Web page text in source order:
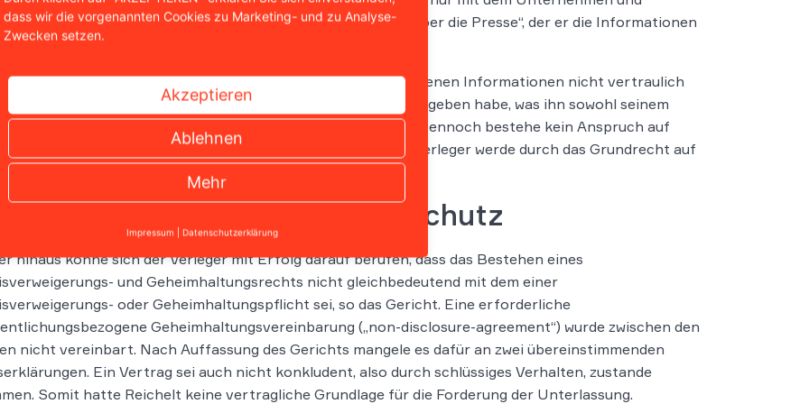
vor unabhängigen Gerichten führt, sondern auch „über die Presse“, der er die Informationen
habe.
das Gericht davon aus, dass die Regionalzeitung die erhaltenen Informationen nicht vertraulich
und den Journalisten als Quelle gegenüber Dritten preisgegeben habe, was ihn sowohl seinem
Arbeitgeber als auch indirekt der Öffentlichkeit aussetze. Dennoch bestehe kein Anspruch auf
Die unautorisierte Preisgabe einer Quelle durch den Verleger werde durch das Grundrecht auf
gemäß
Ver­ein­ba­rung kein Quellenschutz
hinaus könne sich der Verleger mit Erfolg darauf berufen, dass das Bestehen eines
und Geheimhaltungsrechts nicht gleichbedeutend mit dem einer
oder Geheimhaltungspflicht sei, so das Gericht. Eine erforderliche
Geheimhaltungsvereinbarung („non-disclosure-agreement“) wurde zwischen den
nicht vereinbart. Nach Auffassung des Gerichts mangele es dafür an zwei übereinstimmenden
Ein Vertrag sei auch nicht konkludent, also durch schlüssiges Verhalten, zustande
Somit hatte Reichelt keine vertragliche Grundlage für die Forderung der Unterlassung.
dass wir die vorgenannten Cookies zu Marketing- und zu Analyse-
Zwecken setzen.
Akzeptieren
Ablehnen
Mehr
Impressum Datenschutzerklärung